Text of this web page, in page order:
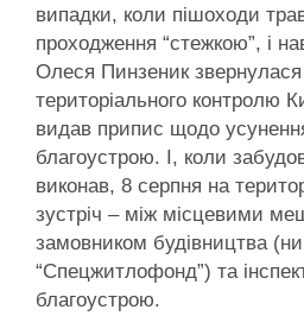
випадки, коли пішоходи
проходження “стежкою”, і
Олеся Пинзеник
територіального контролю
видав припис щодо
благоустрою. І, коли
виконав, 8 серпня на
зустріч – між місцевими
замовником будівництва
“Спецжитлофонд”) та
благоустрою.